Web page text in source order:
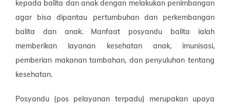
kepada balita dan anak dengan melakukan penimbangan
agar bisa dipantau pertumbuhan dan perkembangan
balita dan anak. Manfaat posyandu balita ialah
memberikan layanan kesehatan anak, imunisasi,
pemberian makanan tambahan, dan penyuluhan tentang
kesehatan.
Posyandu (pos pelayanan terpadu) merupakan upaya